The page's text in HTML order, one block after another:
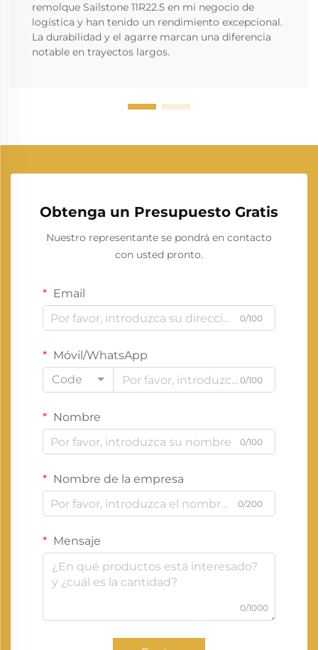
remolque Sailstone 11R22.5 en mi negocio de
logística y han tenido un rendimiento excepcional.
La durabilidad y el agarre marcan una diferencia
notable en trayectos largos.
Obtenga un Presupuesto Gratis
Nuestro representante se pondrá en contacto
con usted pronto.
Email
0/100
Móvil/WhatsApp
Code
0/100
Nombre
0/100
Nombre de la empresa
0/200
Mensaje
0/1000